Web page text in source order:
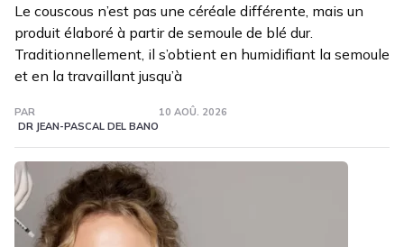
Le couscous n’est pas une céréale différente, mais un
produit élaboré à partir de semoule de blé dur.
Traditionnellement, il s’obtient en humidifiant la semoule
et en la travaillant jusqu’à
PAR
DR JEAN-PASCAL DEL BANO
10 AOÛ. 2026